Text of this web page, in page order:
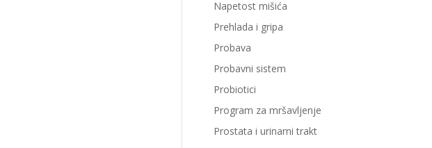
Napetost mišića
Prehlada i gripa
Probava
Probavni sistem
Probiotici
Program za mršavljenje
Prostata i urinarni trakt